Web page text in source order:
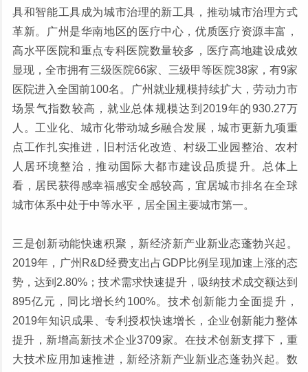
具和智能工具成为城市治理的新工具，推动城市治理方式
革新。广州是华南地区的医疗中心，优质医疗资源丰富，
高水平医院和重点专科医院数量较多，医疗高地建设成效
显现，全市拥有三级医院66家、三级甲等医院38家，有9家
医院进入全国前100名。广州就业规模持续扩大，劳动力市
场景气指数较高，就业总体规模达到2019年的930.27万
人。工业化、城市化带动城乡融合发展，城市更新九项重
点工作扎实推进，旧村活化改造、村级工业园整治、农村
人居环境整治，推动国际大都市建设品质提升。总体上
看，居民获得感幸福感安全感较高，宜居城市排名在全球
城市体系中处于中等水平，居全国主要城市第一。
三是创新动能快速积聚，新经济新产业新业态蓬勃兴起。
2019年，广州R&D经费支出占GDP比例呈现加速上涨的态
势，达到2.80%；技术需求快速提升，吸纳技术成交额达到
895亿元，同比增长约100%。技术创新能力全面提升，
2019年知识成果、专利授权快速增长，企业创新能力整体
提升，新增高新技术企业3709家。在技术创新支撑下，重
大技术应用加速推进，新经济新产业新业态蓬勃兴起。数